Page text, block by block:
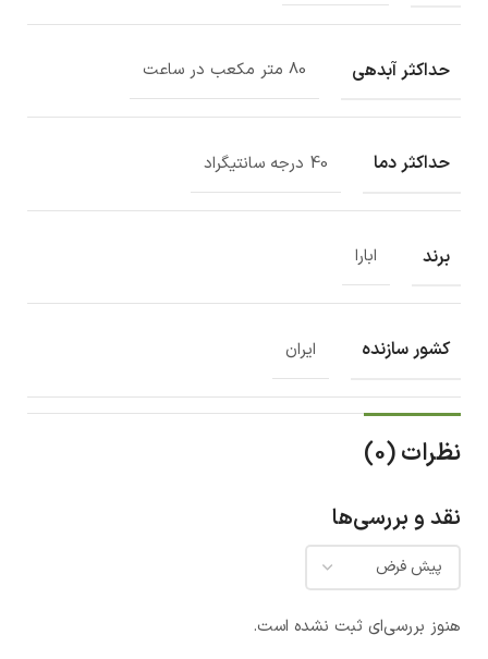
حداکثر آبدهی 80 متر مکعب در ساعت
حداکثر دما 40 درجه سانتیگراد
برند ابارا
کشور سازنده ایران
نظرات (0)
نقد و بررسی‌ها
هنوز بررسی‌ای ثبت نشده است.